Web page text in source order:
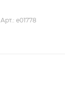
Арт.: e01778